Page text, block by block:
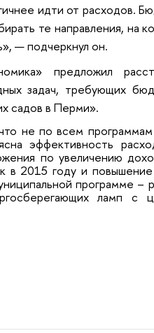
идти от расходов.
те направления, на
— подчеркнул он.
предложил
задач, требующих
садов в Перми».
не по всем программам
эффективность
по увеличению
в 2015 году и
программе –
ламп с